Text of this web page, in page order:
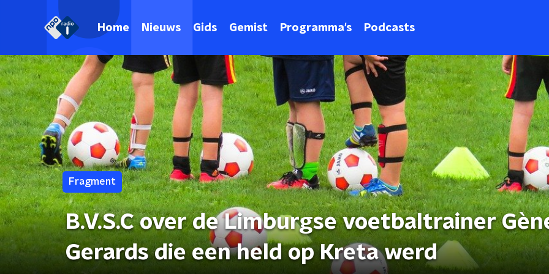
Home Nieuws Gids Gemist Programma's Podcasts
Fragment
B.V.S.C over de Limburgse voetbaltrainer
Gerards die een held op Kreta werd